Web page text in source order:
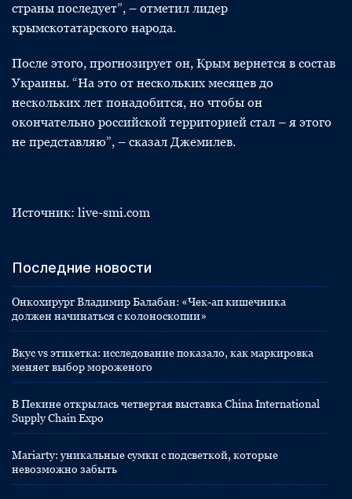
страны последует”, – отметил лидер
крымскотатарского народа.
После этого, прогнозирует он, Крым вернется в состав
Украины. “На это от нескольких месяцев до
нескольких лет понадобится, но чтобы он
окончательно российской территорией стал – я этого
не представляю”, – сказал Джемилев.
Источник: live-smi.com
Последние новости
Онкохирург Владимир Балабан: «Чек-ап кишечника
должен начинаться с колоноскопии»
Вкус vs этикетка: исследование показало, как маркировка
меняет выбор мороженого
В Пекине открылась четвертая выставка China International
Supply Chain Expo
Mariarty: уникальные сумки с подсветкой, которые
невозможно забыть